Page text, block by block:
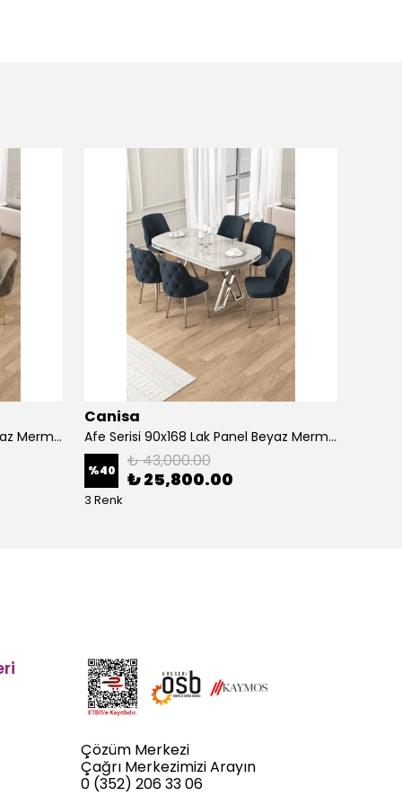
Afe Serisi 90x168 Lak Panel Beyaz Mermer Desen Masa ve 6 Sandalye Gold Kaplama Ayak
Canisa
Afe Serisi 90x168 Lak Panel Beyaz Mermer Desen Masa ve 6 Sandalye Krom Kaplama Ayak
%40 ₺ 43,000.00
₺ 25,800.00
3 Renk
Çözüm Merkezi
Çağrı Merkezimizi Arayın
0 (352) 206 33 06